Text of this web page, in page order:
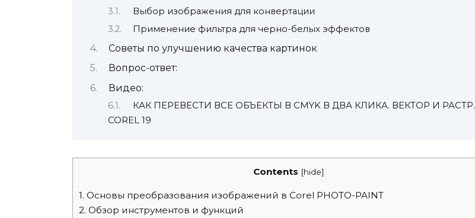
Выбор изображения для конвертации
Применение фильтра для черно-белых эффектов
Советы по улучшению качества картинок
Вопрос-ответ:
Видео:
КАК ПЕРЕВЕСТИ ВСЕ ОБЪЕКТЫ В CMYK В ДВА КЛИКА. ВЕКТОР И РАСТР.
COREL 19
Contents [hide]
1. Основы преобразования изображений в Corel PHOTO-PAINT
2. Обзор инструментов и функций